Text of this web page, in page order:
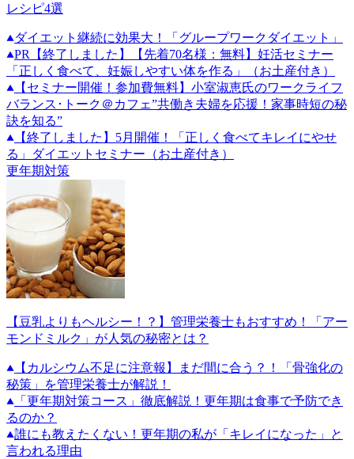
レシピ4選
ダイエット継続に効果大！「グループワークダイエット」
PR
【終了しました】【先着70名様：無料】妊活セミナー
「正しく食べて、妊娠しやすい体を作る」（お土産付き）
【セミナー開催！参加費無料】小室淑恵氏のワークライフ
バランス･トーク＠カフェ”共働き夫婦を応援！家事時短の秘
訣を知る”
【終了しました】5月開催！「正しく食べてキレイにやせ
る」ダイエットセミナー（お土産付き）
更年期対策
【豆乳よりもヘルシー！？】管理栄養士もおすすめ！「アー
モンドミルク」が人気の秘密とは？
【カルシウム不足に注意報】まだ間に合う？！「骨強化の
秘策」を管理栄養士が解説！
「更年期対策コース」徹底解説！更年期は食事で予防でき
るのか？
誰にも教えたくない！更年期の私が「キレイになった」と
言われる理由